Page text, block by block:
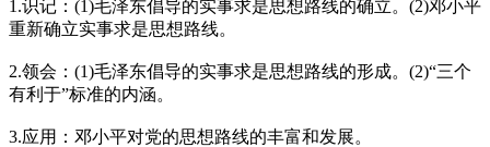
1.识记：(1)毛泽东倡导的实事求是思想路线的确立。(2)邓小平
重新确立实事求是思想路线。
2.领会：(1)毛泽东倡导的实事求是思想路线的形成。(2)“三个
有利于”标准的内涵。
3.应用：邓小平对党的思想路线的丰富和发展。